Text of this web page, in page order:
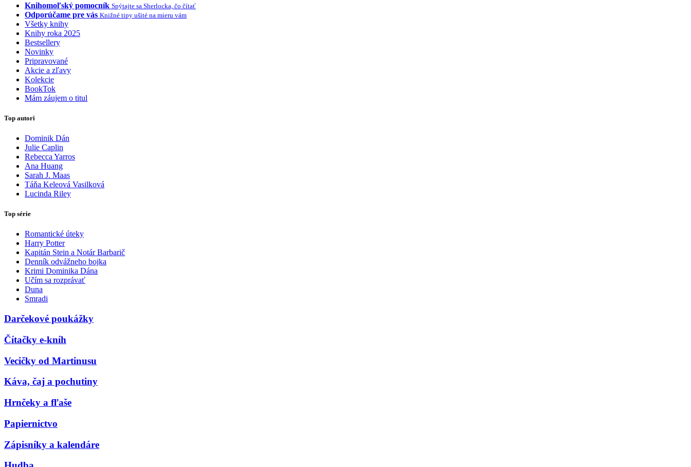
Knihomoľský pomocník Spýtajte sa Sherlocka, čo čítať
Odporúčame pre vás Knižné tipy ušité na mieru vám
Všetky knihy
Knihy roka 2025
Bestsellery
Novinky
Pripravované
Akcie a zľavy
Kolekcie
BookTok
Mám záujem o titul
Top autori
Dominik Dán
Julie Caplin
Rebecca Yarros
Ana Huang
Sarah J. Maas
Táňa Keleová Vasilková
Lucinda Riley
Top série
Romantické úteky
Harry Potter
Kapitán Stein a Notár Barbarič
Denník odvážneho bojka
Krimi Dominika Dána
Učím sa rozprávať
Duna
Smradi
Darčekové poukážky
Čítačky e-kníh
Vecičky od Martinusu
Káva, čaj a pochutiny
Hrnčeky a fľaše
Papiernictvo
Zápisníky a kalendáre